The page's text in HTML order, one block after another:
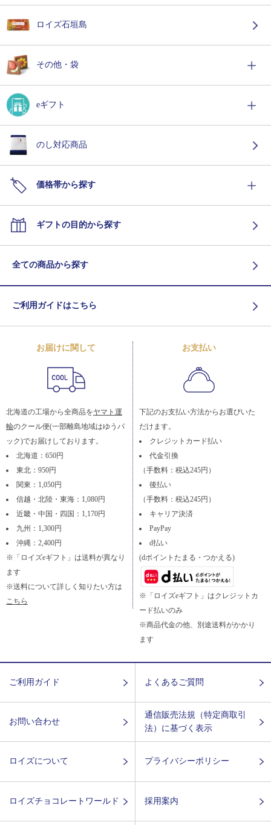
ロイズ石垣島
その他・袋
eギフト
のし対応商品
価格帯から探す
ギフトの目的から探す
全ての商品から探す
ご利用ガイドはこちら
お届けに関して
北海道の工場から全商品をヤマト運
輸のクール便(一部離島地域はゆうパ
ック)でお届けしております。
北海道：650円
東北：950円
関東：1,050円
信越・北陸・東海：1,080円
近畿・中国・四国：1,170円
九州：1,300円
沖縄：2,400円
※「ロイズeギフト」は送料が異なり
ます
※送料について詳しく知りたい方は
こちら
お支払い
下記のお支払い方法からお選びいた
だけます。
クレジットカード払い
代金引換
（手数料：税込245円）
後払い
（手数料：税込245円）
キャリア決済
PayPay
d払い
(dポイントたまる・つかえる)
※「ロイズeギフト」はクレジットカ
ード払いのみ
※商品代金の他、別途送料がかかり
ます
ご利用ガイド よくあるご質問
お問い合わせ
通信販売法規（特定商取引
法）に基づく表示
ロイズについて プライバシーポリシー
ロイズチョコレートワールド 採用案内